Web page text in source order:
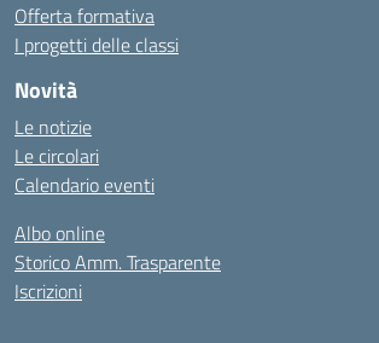
Offerta formativa
I progetti delle classi
Novità
Le notizie
Le circolari
Calendario eventi
Albo online
Storico Amm. Trasparente
Iscrizioni